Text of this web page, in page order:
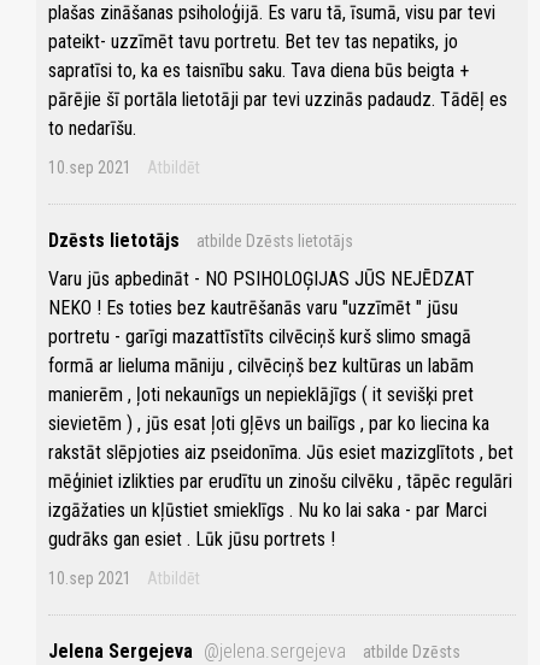
plašas zināšanas psiholoģijā. Es varu tā, īsumā, visu par tevi
pateikt- uzzīmēt tavu portretu. Bet tev tas nepatiks, jo
sapratīsi to, ka es taisnību saku. Tava diena būs beigta +
pārējie šī portāla lietotāji par tevi uzzinās padaudz. Tādēļ es
to nedarīšu.
10.sep 2021 Atbildēt
Dzēsts lietotājs atbilde Dzēsts lietotājs
Varu jūs apbedināt - NO PSIHOLOĢIJAS JŪS NEJĒDZAT
NEKO ! Es toties bez kautrēšanās varu "uzzīmēt " jūsu
portretu - garīgi mazattīstīts cilvēciņš kurš slimo smagā
formā ar lieluma māniju , cilvēciņš bez kultūras un labām
manierēm , ļoti nekaunīgs un nepieklājīgs ( it sevišķi pret
sievietēm ) , jūs esat ļoti gļēvs un bailīgs , par ko liecina ka
rakstāt slēpjoties aiz pseidonīma. Jūs esiet mazizglītots , bet
mēģiniet izlikties par erudītu un zinošu cilvēku , tāpēc regulāri
izgāžaties un kļūstiet smieklīgs . Nu ko lai saka - par Marci
gudrāks gan esiet . Lūk jūsu portrets !
10.sep 2021 Atbildēt
Jelena Sergejeva @jelena.sergejeva
atbilde Dzēsts